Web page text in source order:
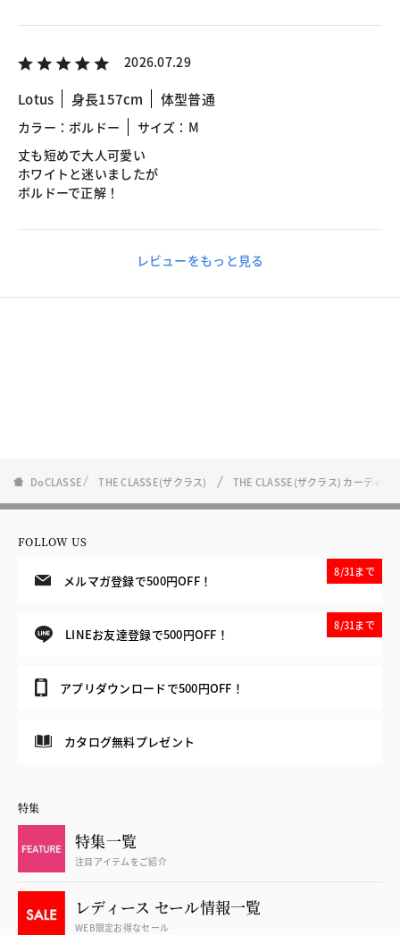
2026.07.29
Lotus 身長157cm 体型普通
カラー：ボルドー
サイズ：M
丈も短めで大人可愛い
ホワイトと迷いましたが
ボルドーで正解！
レビューをもっと見る
DoCLASSE THE CLASSE(ザクラス) THE CLASSE(ザクラス) カーディガ
FOLLOW US
メルマガ登録で500円OFF！
8/31まで
LINEお友達登録で500円OFF！
8/31まで
アプリダウンロードで500円OFF！
カタログ無料プレゼント
特集
特集一覧
注目アイテムをご紹介
レディース セール情報一覧
WEB限定お得なセール